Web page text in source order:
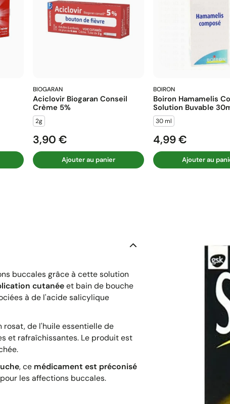
BIOGARAN
Aciclovir Biogaran Conseil
Crème 5%
2g
Prix
3,90 €
Ajouter au panier
BOIRON
Boiron Hamamelis
Solution Buvable
30 ml
Prix
4,99 €
Ajouter au
buccales grâce à cette solution
cutanéeet bain de bouche
à de l'acide salicylique
de l'huile essentielle de
et rafraîchissantes. Le produit est
, ce médicament est préconisé
les affections buccales.